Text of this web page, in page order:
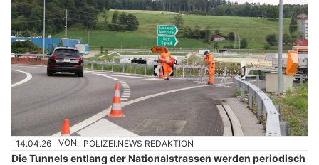
14.04.26 VON POLIZEI.NEWS REDAKTION
Die Tunnels entlang der Nationalstrassen werden periodisch